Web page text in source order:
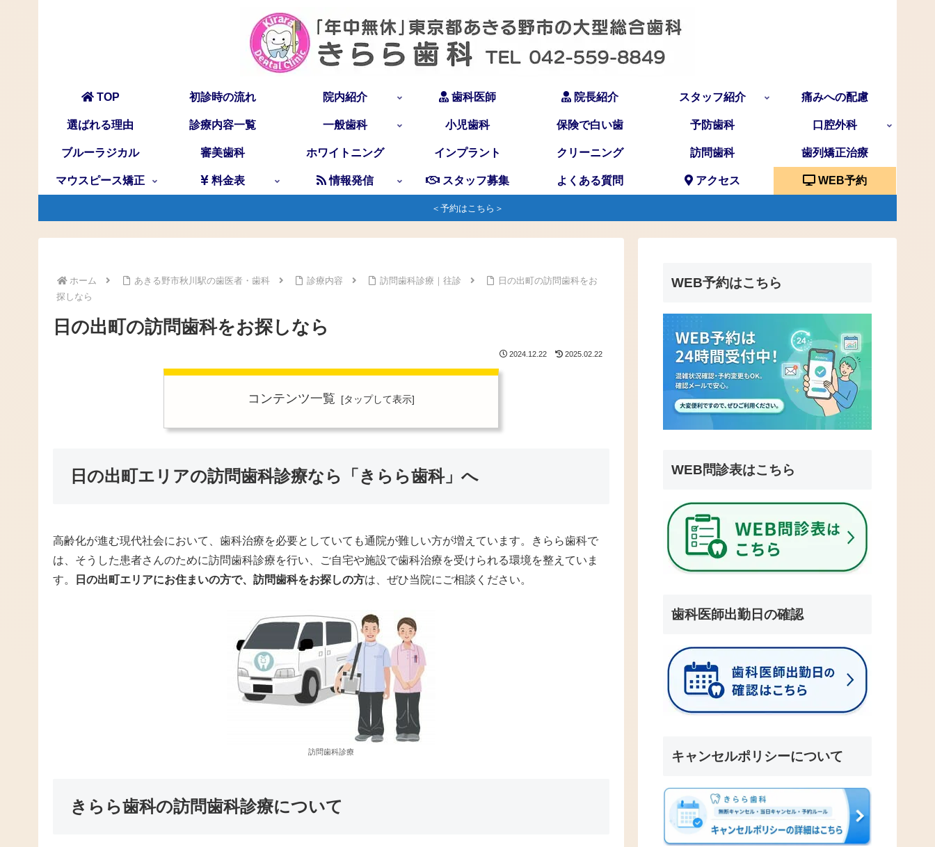
TOP 初診時の流れ 院内紹介 歯科医師 院長紹介 スタッフ紹介 痛みへの配慮
選ばれる理由 診療内容一覧 一般歯科 小児歯科 保険で白い歯 予防歯科 口腔外科
ブルーラジカル 審美歯科 ホワイトニング インプラント クリーニング 訪問歯科 歯列矯正治療
マウスピース矯正 料金表 情報発信 スタッフ募集 よくある質問 アクセス WEB予約
＜予約はこちら＞
ホーム あきる野市秋川駅の歯医者・歯科 診療内容 訪問歯科診療｜往診
日の出町の訪問歯科をお
探しなら
日の出町の訪問歯科をお探しなら
2024.12.22 2025.02.22
コンテンツ一覧
日の出町エリアの訪問歯科診療なら「きらら歯科」へ
高齢化が進む現代社会において、歯科治療を必要としていても通院が難しい方が増えています。きらら歯科で
は、そうした患者さんのために訪問歯科診療を行い、ご自宅や施設で歯科治療を受けられる環境を整えていま
す。
日の出町エリアにお住まいの方で、訪問歯科をお探しの方は、ぜひ当院にご相談ください。
訪問歯科診療
きらら歯科の訪問歯科診療について
WEB予約はこちら
WEB問診表はこちら
歯科医師出勤日の確認
キャンセルポリシーについて